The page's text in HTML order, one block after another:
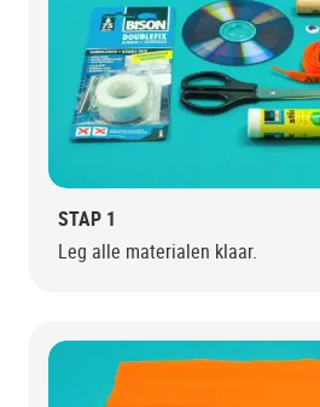
STAP 1
Leg alle materialen klaar.